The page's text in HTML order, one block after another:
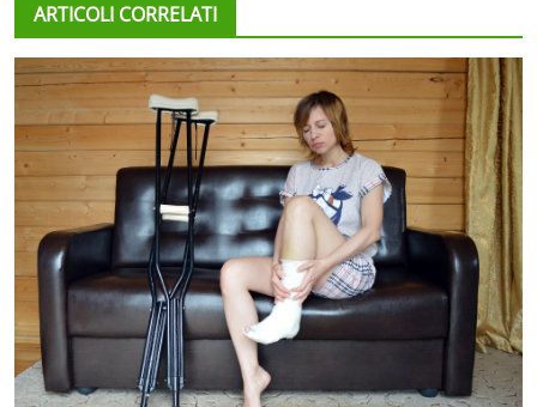
ARTICOLI CORRELATI